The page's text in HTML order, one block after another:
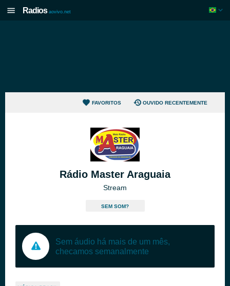
Radios aovivo.net
FAVORITOS OUVIDO RECENTEMENTE
Rádio Master Araguaia
Stream
SEM SOM?
Sem áudio há mais de um mês,
checamos semanalmente